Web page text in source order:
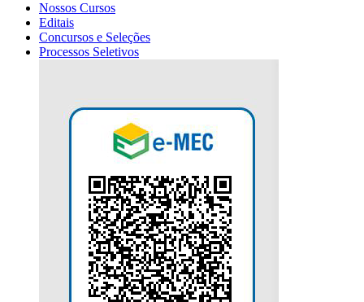
Nossos Cursos
Editais
Concursos e Seleções
Processos Seletivos